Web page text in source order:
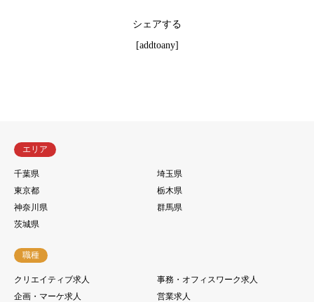
シェアする
[addtoany]
エリア
千葉県
埼玉県
東京都
栃木県
神奈川県
群馬県
茨城県
職種
クリエイティブ求人
事務・オフィスワーク求人
企画・マーケ求人
営業求人